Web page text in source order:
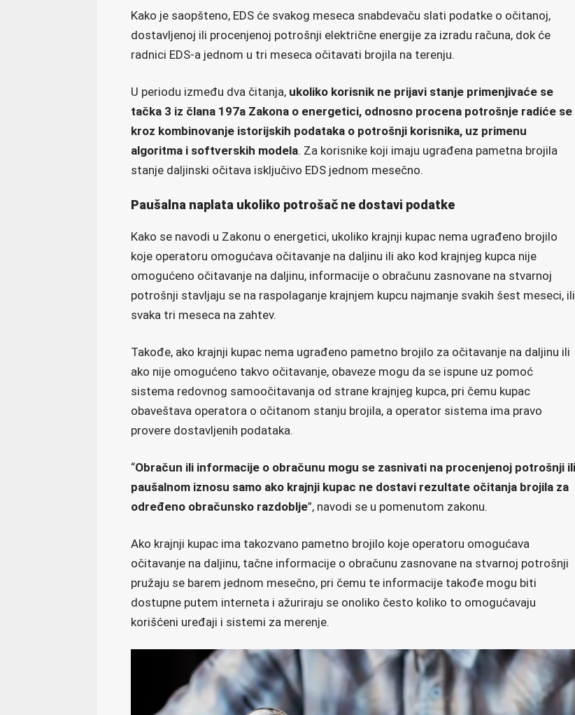
Kako je saopšteno, EDS će svakog meseca snabdevaču slati podatke o očitanoj,
dostavljenoj ili procenjenoj potrošnji električne energije za izradu računa, dok će
radnici EDS-a jednom u tri meseca očitavati brojila na terenju.
U periodu između dva čitanja, ukoliko korisnik ne prijavi stanje primenjivaće se
tačka 3 iz člana 197a Zakona o energetici, odnosno procena potrošnje radiće se
kroz kombinovanje istorijskih podataka o potrošnji korisnika, uz primenu
algoritma i softverskih modela. Za korisnike koji imaju ugrađena pametna brojila
stanje daljinski očitava isključivo EDS jednom mesečno.
Paušalna naplata ukoliko potrošač ne dostavi podatke
Kako se navodi u Zakonu o energetici, ukoliko krajnji kupac nema ugrađeno brojilo
koje operatoru omogućava očitavanje na daljinu ili ako kod krajnjeg kupca nije
omogućeno očitavanje na daljinu, informacije o obračunu zasnovane na stvarnoj
potrošnji stavljaju se na raspolaganje krajnjem kupcu najmanje svakih šest meseci, ili
svaka tri meseca na zahtev.
Takođe, ako krajnji kupac nema ugrađeno pametno brojilo za očitavanje na daljinu ili
ako nije omogućeno takvo očitavanje, obaveze mogu da se ispune uz pomoć
sistema redovnog samoočitavanja od strane krajnjeg kupca, pri čemu kupac
obaveštava operatora o očitanom stanju brojila, a operator sistema ima pravo
provere dostavljenih podataka.
“Obračun ili informacije o obračunu mogu se zasnivati na procenjenoj potrošnji ili
paušalnom iznosu samo ako krajnji kupac ne dostavi rezultate očitanja brojila za
određeno obračunsko razdoblje”, navodi se u pomenutom zakonu.
Ako krajnji kupac ima takozvano pametno brojilo koje operatoru omogućava
očitavanje na daljinu, tačne informacije o obračunu zasnovane na stvarnoj potrošnji
pružaju se barem jednom mesečno, pri čemu te informacije takođe mogu biti
dostupne putem interneta i ažuriraju se onoliko često koliko to omogućavaju
korišćeni uređaji i sistemi za merenje.